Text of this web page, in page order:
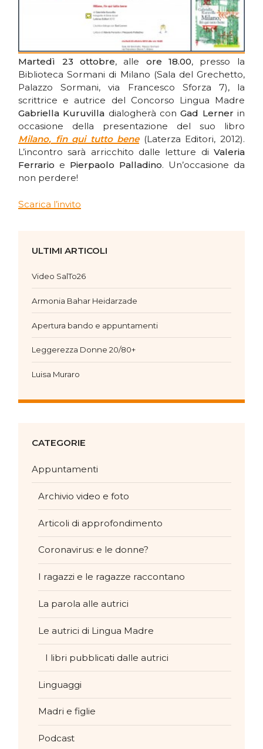
Martedì 23 ottobre, alle ore 18.00, presso la
Biblioteca Sormani di Milano (Sala del Grechetto,
Palazzo Sormani, via Francesco Sforza 7), la
scrittrice e autrice del Concorso Lingua Madre
Gabriella Kuruvilla dialogherà conGad Lerner in
occasione della presentazione del suo libro
Milano, fin qui tutto bene(Laterza Editori, 2012).
L’incontro sarà arricchito dalle letture di Valeria
Ferrario e Pierpaolo Palladino. Un’occasione da
non perdere!
Scarica l’invito
ULTIMI ARTICOLI
Video SalTo26
Armonia Bahar Heidarzade
Apertura bando e appuntamenti
Leggerezza Donne 20/80+
Luisa Muraro
CATEGORIE
Appuntamenti
Archivio video e foto
Articoli di approfondimento
Coronavirus: e le donne?
I ragazzi e le ragazze raccontano
La parola alle autrici
Le autrici di Lingua Madre
I libri pubblicati dalle autrici
Linguaggi
Madri e figlie
Podcast